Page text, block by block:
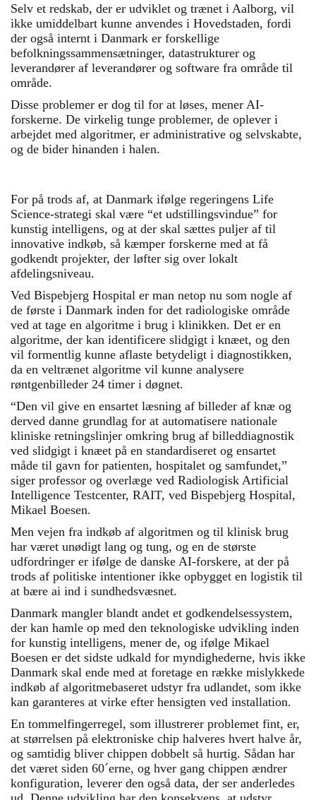
Selv et redskab, der er udviklet og trænet i Aalborg, vil
ikke umiddelbart kunne anvendes i Hovedstaden, fordi
der også internt i Danmark er forskellige
befolkningssammensætninger, datastrukturer og
leverandører af leverandører og software fra område til
område.
Disse problemer er dog til for at løses, mener AI-
forskerne. De virkelig tunge problemer, de oplever i
arbejdet med algoritmer, er administrative og selvskabte,
og de bider hinanden i halen.
For på trods af, at Danmark ifølge regeringens Life
Science-strategi skal være “et udstillingsvindue” for
kunstig intelligens, og at der skal sættes puljer af til
innovative indkøb, så kæmper forskerne med at få
godkendt projekter, der løfter sig over lokalt
afdelingsniveau.
Ved Bispebjerg Hospital er man netop nu som nogle af
de første i Danmark inden for det radiologiske område
ved at tage en algoritme i brug i klinikken. Det er en
algoritme, der kan identificere slidgigt i knæet, og den
vil formentlig kunne aflaste betydeligt i diagnostikken,
da en veltrænet algoritme vil kunne analysere
røntgenbilleder 24 timer i døgnet.
“Den vil give en ensartet læsning af billeder af knæ og
derved danne grundlag for at automatisere nationale
kliniske retningslinjer omkring brug af billeddiagnostik
ved slidgigt i knæet på en standardiseret og ensartet
måde til gavn for patienten, hospitalet og samfundet,”
siger professor og overlæge ved Radiologisk Artificial
Intelligence Testcenter, RAIT, ved Bispebjerg Hospital,
Mikael Boesen.
Men vejen fra indkøb af algoritmen og til klinisk brug
har været unødigt lang og tung, og en de største
udfordringer er ifølge de danske AI-forskere, at der på
trods af politiske intentioner ikke opbygget en logistik til
at bære ai ind i sundhedsvæsnet.
Danmark mangler blandt andet et godkendelsessystem,
der kan hamle op med den teknologiske udvikling inden
for kunstig intelligens, mener de, og ifølge Mikael
Boesen er det sidste udkald for myndighederne, hvis ikke
Danmark skal ende med at foretage en række mislykkede
indkøb af algoritmebaseret udstyr fra udlandet, som ikke
kan garanteres at virke efter hensigten ved installation.
En tommelfingerregel, som illustrerer problemet fint, er,
at størrelsen på elektroniske chip halveres hvert halve år,
og samtidig bliver chippen dobbelt så hurtig. Sådan har
det været siden 60´erne, og hver gang chippen ændrer
konfiguration, leverer den også data, der ser anderledes